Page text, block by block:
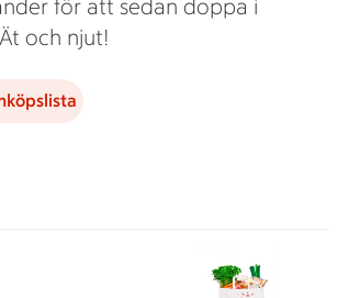
för att sedan doppa i
och njut!